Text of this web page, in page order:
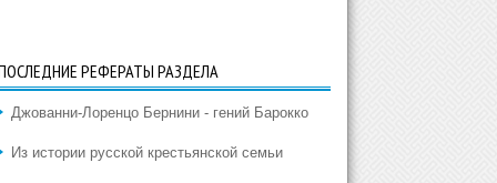
РЕФЕРАТЫ РАЗДЕЛА
Джованни-Лоренцо Бернини - гений Барокко
Из истории русской крестьянской семьи